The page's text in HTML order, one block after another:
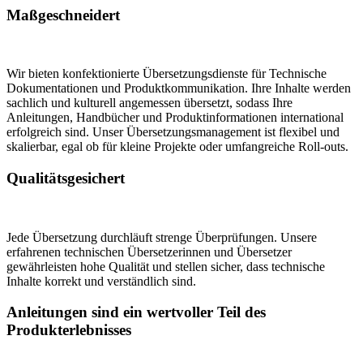
Maßgeschneidert
Wir bieten konfektionierte Übersetzungsdienste für Technische
Dokumentationen und Produktkommunikation. Ihre Inhalte werden
sachlich und kulturell angemessen übersetzt, sodass Ihre
Anleitungen, Handbücher und Produktinformationen international
erfolgreich sind. Unser Übersetzungsmanagement ist flexibel und
skalierbar, egal ob für kleine Projekte oder umfangreiche Roll-outs.
Qualitätsgesichert
Jede Übersetzung durchläuft strenge Überprüfungen. Unsere
erfahrenen technischen Übersetzerinnen und Übersetzer
gewährleisten hohe Qualität und stellen sicher, dass technische
Inhalte korrekt und verständlich sind.
Anleitungen sind ein wertvoller Teil des
Produkterlebnisses